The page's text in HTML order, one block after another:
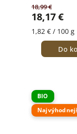
18,99 €
18,17 €
1,82 € / 100 g
Do
BIO